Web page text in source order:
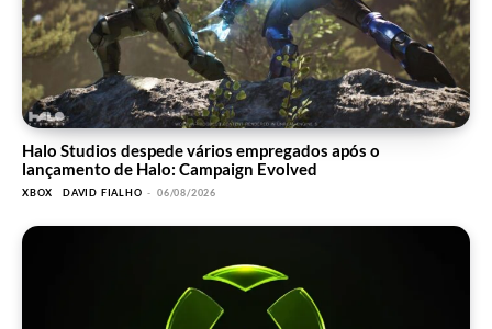
Halo Studios despede vários empregados após o
lançamento de Halo: Campaign Evolved
XBOX DAVID FIALHO - 06/08/2026